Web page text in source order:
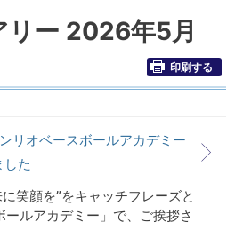
リー 2026年5月
印刷する
リオベースボールアカデミー
た
笑顔を”をキャッチフレーズと
ルアカデミー」で、ご挨拶さ